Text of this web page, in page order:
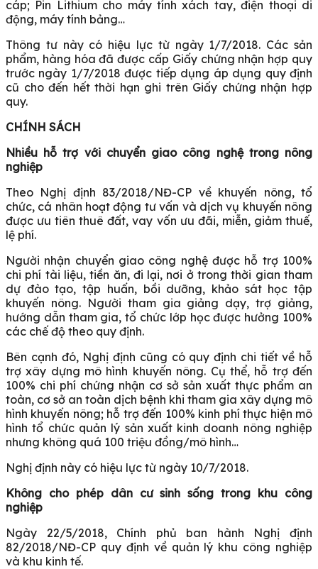
cáp; Pin Lithium cho máy tính xách tay, điện thoại di
động, máy tính bảng…
Thông tư này có hiệu lực từ ngày 1/7/2018. Các sản
phẩm, hàng hóa đã được cấp Giấy chứng nhận hợp quy
trước ngày 1/7/2018 được tiếp dụng áp dụng quy định
cũ cho đến hết thời hạn ghi trên Giấy chứng nhận hợp
quy.
CHÍNH SÁCH
Nhiều hỗ trợ với chuyển giao công nghệ trong nông
nghiệp
Theo Nghị định 83/2018/NĐ-CP về khuyến nông, tổ
chức, cá nhân hoạt động tư vấn và dịch vụ khuyến nông
được ưu tiên thuê đất, vay vốn ưu đãi, miễn, giảm thuế,
lệ phí.
Người nhận chuyển giao công nghệ được hỗ trợ 100%
chi phí tài liệu, tiền ăn, đi lại, nơi ở trong thời gian tham
dự đào tạo, tập huấn, bồi dưỡng, khảo sát học tập
khuyến nông. Người tham gia giảng dạy, trợ giảng,
hướng dẫn tham gia, tổ chức lớp học được hưởng 100%
các chế độ theo quy định.
Bên cạnh đó, Nghị định cũng có quy định chi tiết về hỗ
trợ xây dựng mô hình khuyến nông. Cụ thể, hỗ trợ đến
100% chi phí chứng nhận cơ sở sản xuất thực phẩm an
toàn, cơ sở an toàn dịch bệnh khi tham gia xây dựng mô
hình khuyến nông; hỗ trợ đến 100% kinh phí thực hiện mô
hình tổ chức quản lý sản xuất kinh doanh nông nghiệp
nhưng không quá 100 triệu đồng/mô hình…
Nghị định này có hiệu lực từ ngày 10/7/2018.
Không cho phép dân cư sinh sống trong khu công
nghiệp
Ngày 22/5/2018, Chính phủ ban hành Nghị định
82/2018/NĐ-CP quy định về quản lý khu công nghiệp
và khu kinh tế.